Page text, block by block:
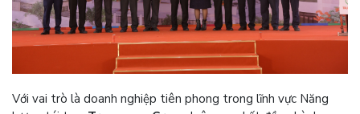
Với vai trò là doanh nghiệp tiên phong trong lĩnh vực Năng